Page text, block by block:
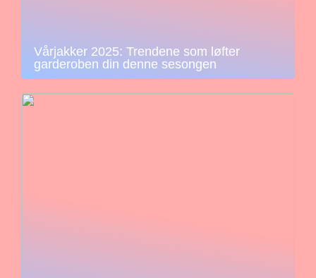
Vårjakker 2025: Trendene som løfter
garderoben din denne sesongen